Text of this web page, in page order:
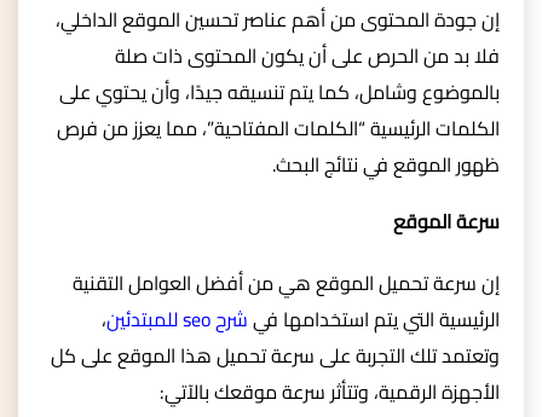
إن جودة المحتوى من أهم عناصر تحسين الموقع الداخلي،
فلا بد من الحرص على أن يكون المحتوى ذات صلة
بالموضوع وشامل، كما يتم تنسيقه جيدًا، وأن يحتوي على
الكلمات الرئيسية “الكلمات المفتاحية”، مما يعزز من فرص
ظهور الموقع في نتائج البحث.
سرعة الموقع
إن سرعة تحميل الموقع هي من أفضل العوامل التقنية
الرئيسية التي يتم استخدامها فيشرح seo للمبتدئين
،
وتعتمد تلك التجربة على سرعة تحميل هذا الموقع على كل
الأجهزة الرقمية، وتتأثر سرعة موقعك بالآتي: